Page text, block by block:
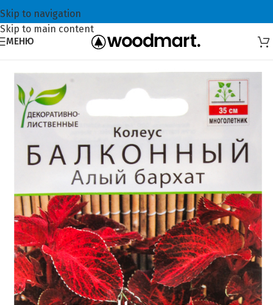
Skip to navigation
Skip to main content
МЕНЮ